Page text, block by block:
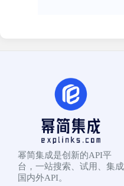
幂简集成是创新的API平
台，一站搜索、试用、集成
国内外API。